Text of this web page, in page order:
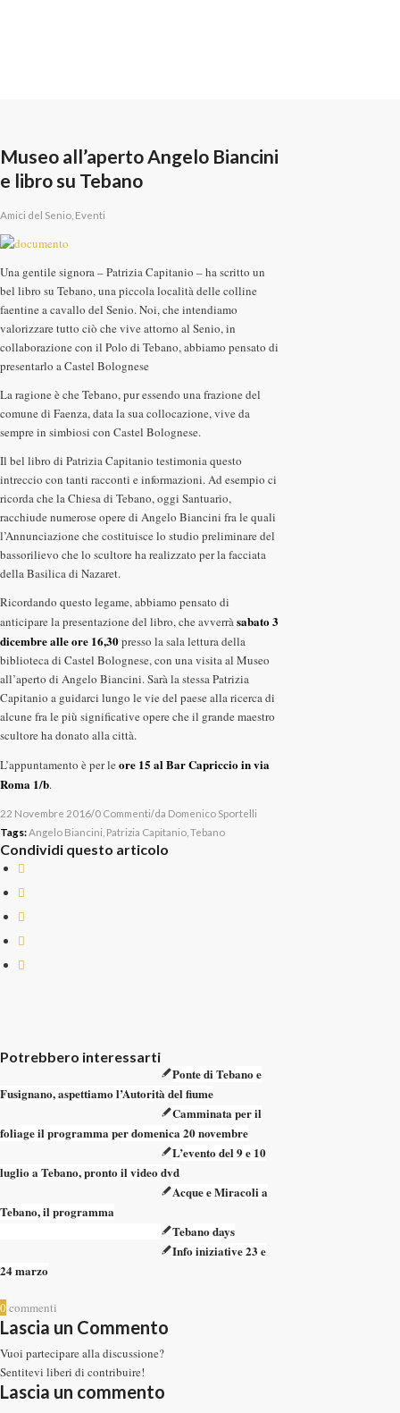
Museo all’aperto Angelo Biancini
e libro su Tebano
Amici del Senio Eventi
Una gentile signora – Patrizia Capitanio – ha scritto un
bel libro su Tebano, una piccola località delle colline
faentine a cavallo del Senio. Noi, che intendiamo
valorizzare tutto ciò che vive attorno al Senio, in
collaborazione con il Polo di Tebano, abbiamo pensato di
presentarlo a Castel Bolognese
La ragione è che Tebano, pur essendo una frazione del
comune di Faenza, data la sua collocazione, vive da
sempre in simbiosi con Castel Bolognese.
Il bel libro di Patrizia Capitanio testimonia questo
intreccio con tanti racconti e informazioni. Ad esempio ci
ricorda che la Chiesa di Tebano, oggi Santuario,
racchiude numerose opere di Angelo Biancini fra le quali
l’Annunciazione che costituisce lo studio preliminare del
bassorilievo che lo scultore ha realizzato per la facciata
della Basilica di Nazaret.
Ricordando questo legame, abbiamo pensato di
anticipare la presentazione del libro, che avverràsabato 3
dicembre alle ore 16,30presso la sala lettura della
biblioteca di Castel Bolognese, con una visita al Museo
all’aperto di Angelo Biancini. Sarà la stessa Patrizia
Capitanio a guidarci lungo le vie del paese alla ricerca di
alcune fra le più significative opere che il grande maestro
scultore ha donato alla città.
L’appuntamento è per leore 15 al Bar Capriccio in via
Roma 1/b.
22 Novembre 2016/0 Commenti/da Domenico Sportelli
Tags:Angelo Biancini Patrizia Capitanio Tebano
Condividi questo articolo
Potrebbero interessarti
Ponte di Tebano e
Fusignano, aspettiamo l’Autorità del fiume
Camminata per il
foliage il programma per domenica 20 novembre
L’evento del 9 e 10
luglio a Tebano, pronto il video dvd
Acque e Miracoli a
Tebano, il programma
Tebano days
Info iniziative 23 e
24 marzo
0commenti
Lascia un Commento
Vuoi partecipare alla discussione?
Sentitevi liberi di contribuire!
Lascia un commento